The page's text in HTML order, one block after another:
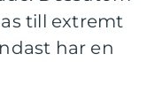
till extremt
har en